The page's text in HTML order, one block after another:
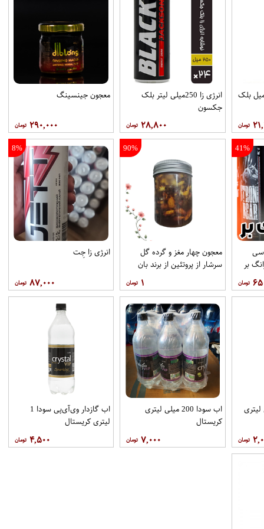
انرژی زا 330 میل بلک
انرژی زا 250میلی لیتر بلک
جکسون
۲۸,۸۰۰
معجون جینسینگ
۲۹۰,۰۰۰
41%
انرژی زا 250 سی
90%
معجون چهار مغز و گرده گل
سرشار از پروتئین از برند بان
۱
8%
انرژی زا جِت
۸۷,۰۰۰
میلی لیتری
اب سودا 200 ميلی لیتری
کريستال
۷,۰۰۰
اب گازدار وی‌آی‌پی سودا 1
ليتری کريستال
۴,۵۰۰